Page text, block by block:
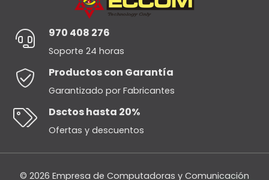
970 408 276
Soporte 24 horas
Productos con Garantía
Garantizado por Fabricantes
Dsctos hasta 20%
Ofertas y descuentos
© 2026 Empresa de Computadoras y Comunicación